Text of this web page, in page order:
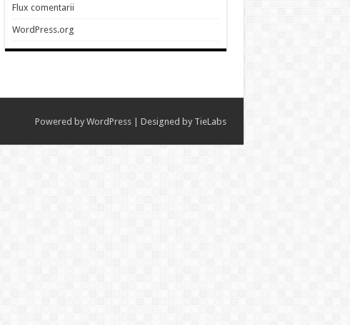
Flux comentarii
WordPress.org
Powered by WordPress| Designed by TieLabs